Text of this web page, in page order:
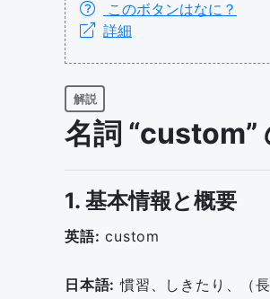
このボタンはなに？
詳細
解説
名詞 “custom”
1. 基本情報と概要
英語: custom
日本語: 慣習、しきたり、（